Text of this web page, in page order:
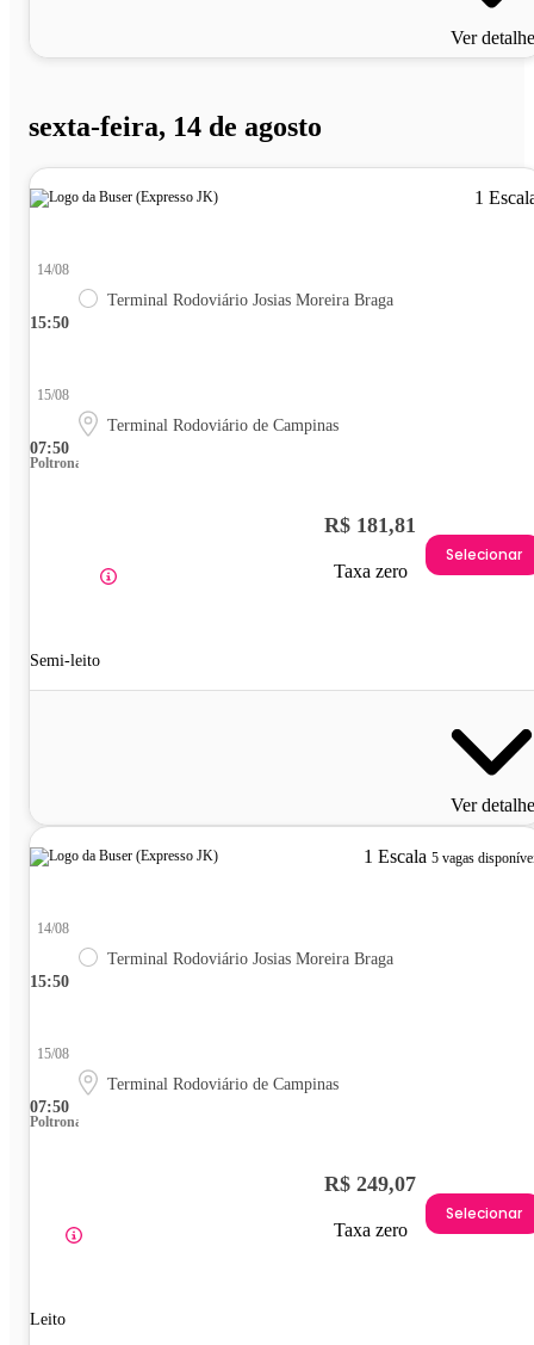
Ver
sexta-feira, 14 de agosto
1
15:50
14/08
Terminal Rodoviário Josias Moreira Braga
07:50
15/08
Terminal Rodoviário de Campinas
Poltrona
Semi-leito
R$ 181,81
Taxa zero
Selecionar
Ver
1 Escala 5 vagas
15:50
14/08
Terminal Rodoviário Josias Moreira Braga
07:50
15/08
Terminal Rodoviário de Campinas
Poltrona
Leito
R$ 249,07
Taxa zero
Selecionar